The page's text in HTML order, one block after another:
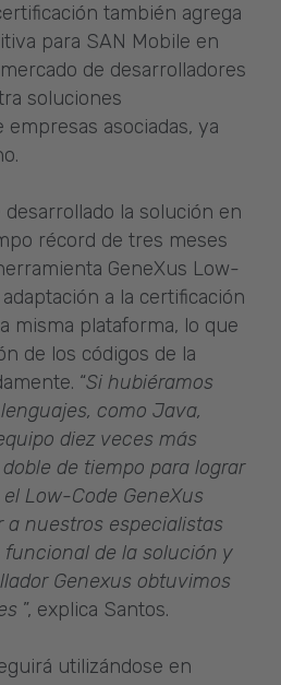
también agrega
para SAN Mobile en
de desarrolladores
soluciones
asociadas, ya
la solución en
récord de tres meses
GeneXus Low-
a la certificación
misma plataforma, lo que
de los códigos de la
“Si hubiéramos
como Java,
diez veces más
de tiempo para lograr
Low-Code GeneXus
nuestros especialistas
funcional de la solución y
Genexus obtuvimos
”, explica Santos.
utilizándose en